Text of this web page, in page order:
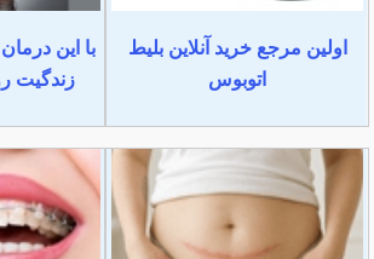
اولین مرجع خرید آنلاین بلیط
اتوبوس
با این
زندگیت